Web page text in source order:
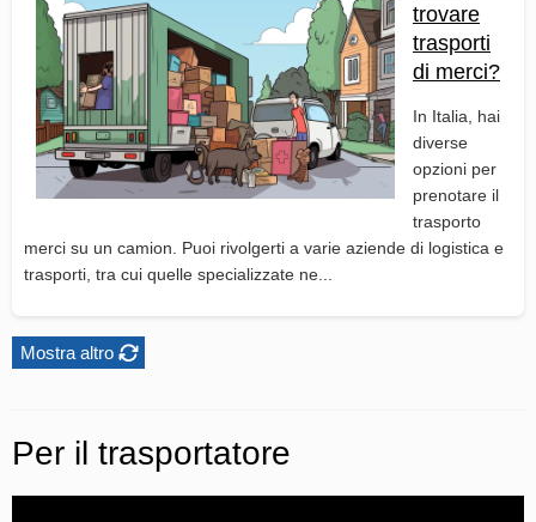
trovare
trasporti
di merci?
In Italia, hai
diverse
opzioni per
prenotare il
trasporto
merci su un camion. Puoi rivolgerti a varie aziende di logistica e
trasporti, tra cui quelle specializzate ne...
Mostra altro
Per il trasportatore